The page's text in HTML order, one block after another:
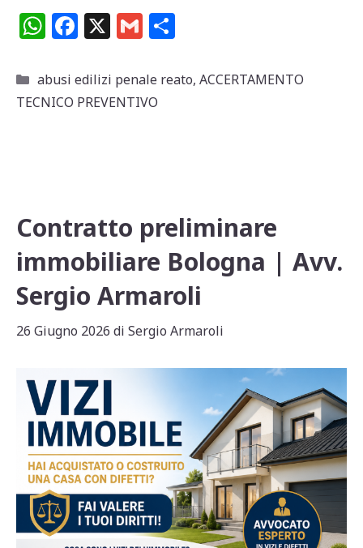
W
at
s
F
c
e
X G
ai
l
n
Categorie
abusi edilizi penale reato, ACCERTAMENTO
TECNICO PREVENTIVO
Contratto preliminare
immobiliare Bologna | Avv.
Sergio Armaroli
26 Giugno 2026 di Sergio Armaroli